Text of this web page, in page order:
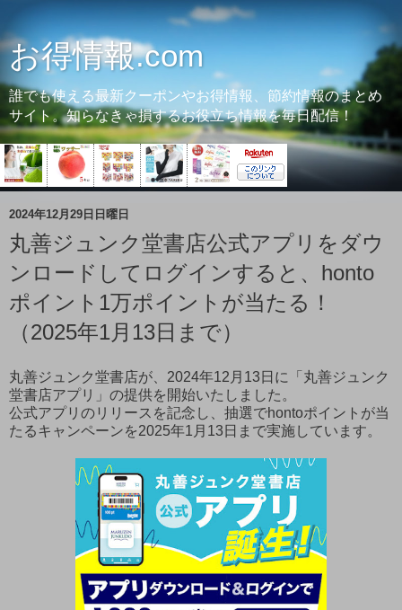
お得情報.com
誰でも使える最新クーポンやお得情報、節約情報のまとめ
サイト。知らなきゃ損するお役立ち情報を毎日配信！
2024年12月29日日曜日
丸善ジュンク堂書店公式アプリをダウ
ンロードしてログインすると、honto
ポイント1万ポイントが当たる！
（2025年1月13日まで）
丸善ジュンク堂書店が、2024年12月13日に「丸善ジュンク
堂書店アプリ」の提供を開始いたしました。
公式アプリのリリースを記念し、抽選でhontoポイントが当
たるキャンペーンを2025年1月13日まで実施しています。